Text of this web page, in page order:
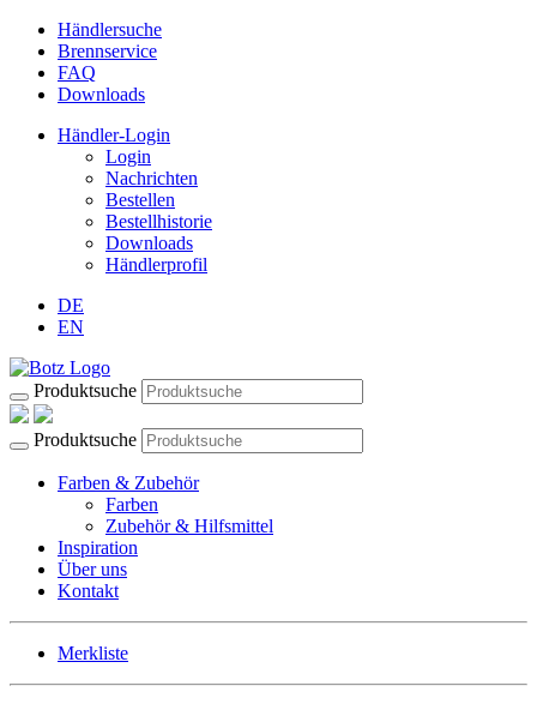
Händlersuche
Brennservice
FAQ
Downloads
Händler-Login
Login
Nachrichten
Bestellen
Bestellhistorie
Downloads
Händlerprofil
DE
EN
Produktsuche
Produktsuche
Farben & Zubehör
Farben
Zubehör & Hilfsmittel
Inspiration
Über uns
Kontakt
Merkliste